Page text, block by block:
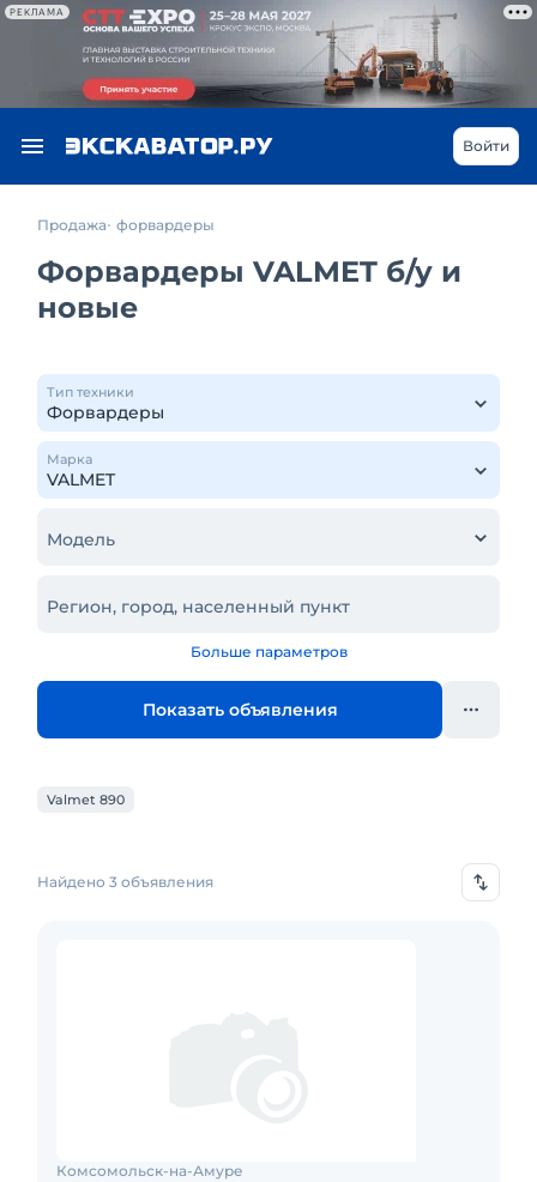
РЕКЛАМА
Войти
Продажа форвардеры
Форвардеры VALMET б/у и
новые
Тип техники
Марка
Модель
Регион, город, населенный пункт
Больше параметров
Показать объявления
Valmet 890
Найдено 3 объявления
Комсомольск-на-Амуре